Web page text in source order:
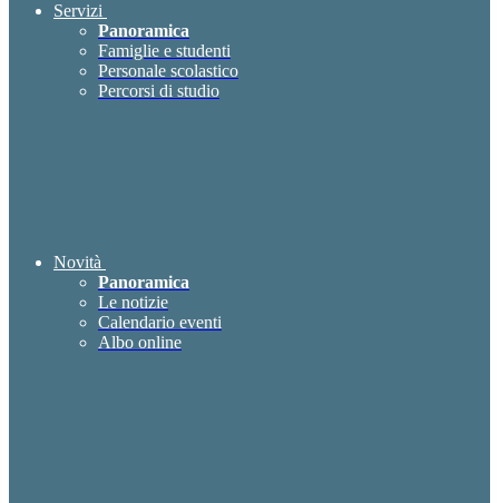
Servizi
Panoramica
Famiglie e studenti
Personale scolastico
Percorsi di studio
Novità
Panoramica
Le notizie
Calendario eventi
Albo online